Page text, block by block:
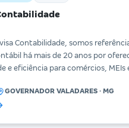
Contabilidade, somos
há mais de 20 anos por
e eficiência para comércios, MEIs
GOVERNADOR VALADARES · MG